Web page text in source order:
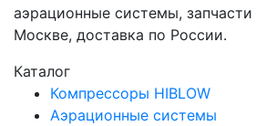
аэрационные системы,
Москве, доставка по России.
Каталог
Компрессоры HIBLOW
Аэрационные системы